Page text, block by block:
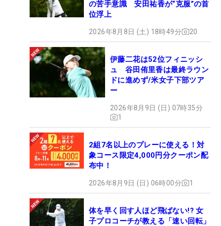
の苦手意識 安田祐香が“克服”の首
位浮上
2026年8月8日 (土) 18時49分 20
伊藤二花は52位フィニッシ
ュ 谷田侑里香は最終ラウン
ドに進めず/米女子下部ツア
ー
2026年8月9日 (日) 07時35分
1
2組7名以上のプレーに使える！対
象コース限定4,000円分クーポン配
布中！
2026年8月9日 (日) 06時00分 1
体を早く回す人ほど飛ばない!? 女
子プロコーチが教える「速い回転」